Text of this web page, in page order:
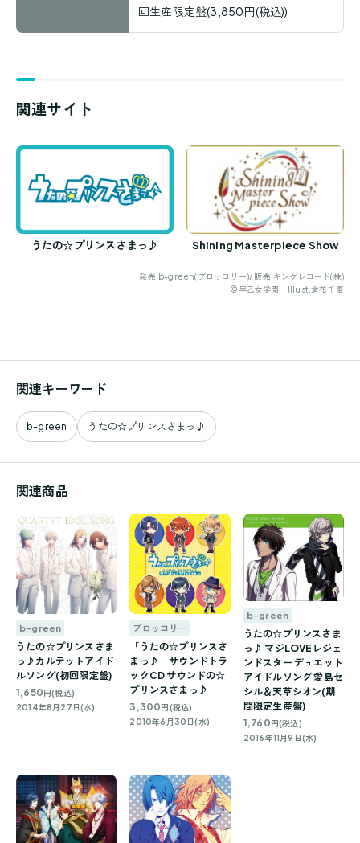
回生産限定盤(3,850円(税込))
関連サイト
うたの☆プリンスさまっ♪ Shining Masterpiece Show
発売:b-green(ブロッコリー)/ 販売:キングレコード(株)
©早乙女学園 Illust.倉花千夏
関連キーワード
b-green うたの☆プリンスさまっ♪
関連商品
b-green
うたの☆プリンスさま
っ♪カルテットアイド
ルソング(初回限定盤)
1,650円(税込)
2014年8月27日(水)
ブロッコリー
「うたの☆プリンスさ
まっ♪」サウンドトラ
ックCD サウンドの☆
プリンスさまっ♪
3,300円(税込)
2010年6月30日(水)
b-green
うたの☆プリンスさま
っ♪ マジLOVEレジェ
ンドスター デュエット
アイドルソング 愛島セ
シル＆天草シオン(期
間限定生産盤)
1,760 円(税込)
2016年11月9日(水)